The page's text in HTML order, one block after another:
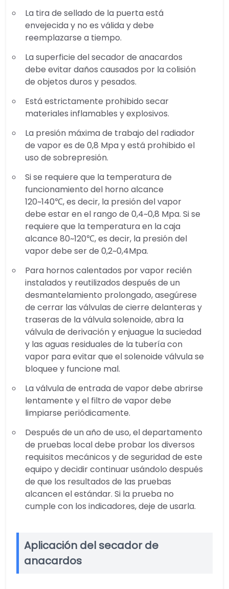
La tira de sellado de la puerta está
envejecida y no es válida y debe
reemplazarse a tiempo.
La superficie del secador de anacardos
debe evitar daños causados ​​por la colisión
de objetos duros y pesados.
Está estrictamente prohibido secar
materiales inflamables y explosivos.
La presión máxima de trabajo del radiador
de vapor es de 0,8 Mpa y está prohibido el
uso de sobrepresión.
Si se requiere que la temperatura de
funcionamiento del horno alcance
120~140℃, es decir, la presión del vapor
debe estar en el rango de 0,4~0,8 Mpa. Si se
requiere que la temperatura en la caja
alcance 80~120℃, es decir, la presión del
vapor debe ser de 0,2~0,4Mpa.
Para hornos calentados por vapor recién
instalados y reutilizados después de un
desmantelamiento prolongado, asegúrese
de cerrar las válvulas de cierre delanteras y
traseras de la válvula solenoide, abra la
válvula de derivación y enjuague la suciedad
y las aguas residuales de la tubería con
vapor para evitar que el solenoide válvula se
bloquee y funcione mal.
La válvula de entrada de vapor debe abrirse
lentamente y el filtro de vapor debe
limpiarse periódicamente.
Después de un año de uso, el departamento
de pruebas local debe probar los diversos
requisitos mecánicos y de seguridad de este
equipo y decidir continuar usándolo después
de que los resultados de las pruebas
alcancen el estándar. Si la prueba no
cumple con los indicadores, deje de usarla.
Aplicación del secador de
anacardos